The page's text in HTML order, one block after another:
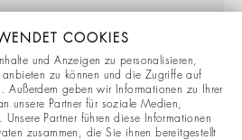
COOKIES
und Anzeigen zu personalisieren,
zu können und die Zugriffe auf
Außerdem geben wir Informationen zu Ihrer
unsere Partner für soziale Medien,
Partner führen diese Informationen
zusammen, die Sie ihnen bereitgestellt